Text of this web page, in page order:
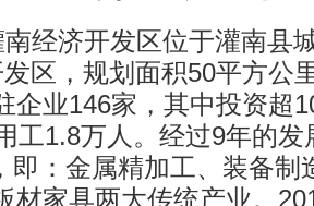
经济开发区位于灌南县
区，规划面积50平方公
企业146家，其中投资超
工1.8万人。经过9年的发
即：金属精加工、装备
材家具两大传统产业。